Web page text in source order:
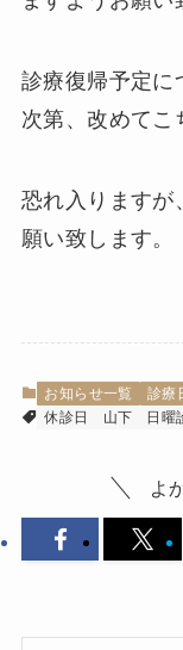
診療復帰予定に
次第、改めてこ
恐れ入りますが
願い致します。
お知らせ一覧
診療
休診日
山下 日曜
よ